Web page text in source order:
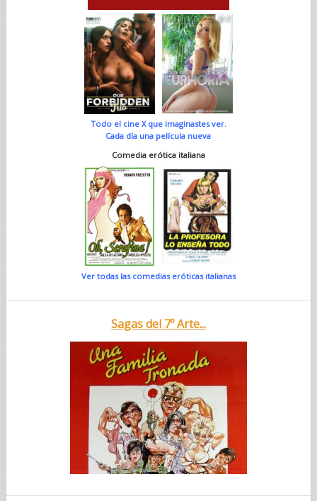
Todo el cine X que imaginastes ver.
Cada día una película nueva
Comedia erótica italiana
Ver todas las comedias eróticas italianas
Sagas del 7º Arte...